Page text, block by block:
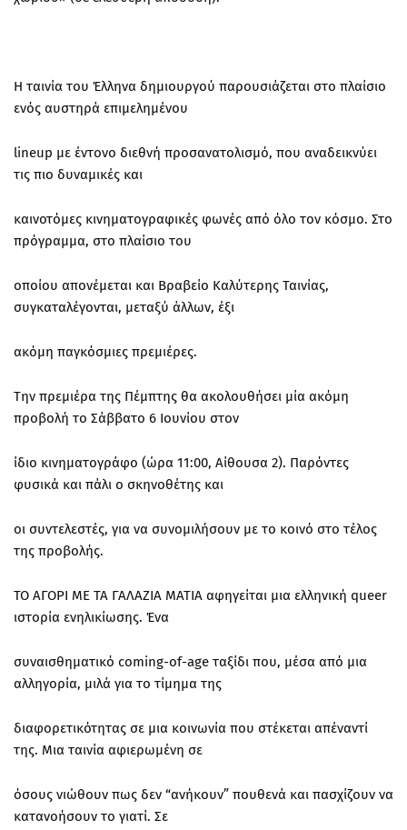
Η ταινία του Έλληνα δημιουργού παρουσιάζεται στο πλαίσιο
ενός αυστηρά επιμελημένου
lineup με έντονο διεθνή προσανατολισμό, που αναδεικνύει
τις πιο δυναμικές και
καινοτόμες κινηματογραφικές φωνές από όλο τον κόσμο. Στο
πρόγραμμα, στο πλαίσιο του
οποίου απονέμεται και Βραβείο Καλύτερης Ταινίας,
συγκαταλέγονται, μεταξύ άλλων, έξι
ακόμη παγκόσμιες πρεμιέρες.
Την πρεμιέρα της Πέμπτης θα ακολουθήσει μία ακόμη
προβολή το Σάββατο 6 Ιουνίου στον
ίδιο κινηματογράφο (ώρα 11:00, Αίθουσα 2). Παρόντες
φυσικά και πάλι ο σκηνοθέτης και
οι συντελεστές, για να συνομιλήσουν με το κοινό στο τέλος
της προβολής.
ΤΟ ΑΓΟΡΙ ΜΕ ΤΑ ΓΑΛΑΖΙΑ ΜΑΤΙΑ αφηγείται μια ελληνική queer
ιστορία ενηλικίωσης. Ένα
συναισθηματικό coming-of-age ταξίδι που, μέσα από μια
αλληγορία, μιλά για το τίμημα της
διαφορετικότητας σε μια κοινωνία που στέκεται απέναντί
της. Μια ταινία αφιερωμένη σε
όσους νιώθουν πως δεν “ανήκουν” πουθενά και πασχίζουν να
κατανοήσουν το γιατί. Σε